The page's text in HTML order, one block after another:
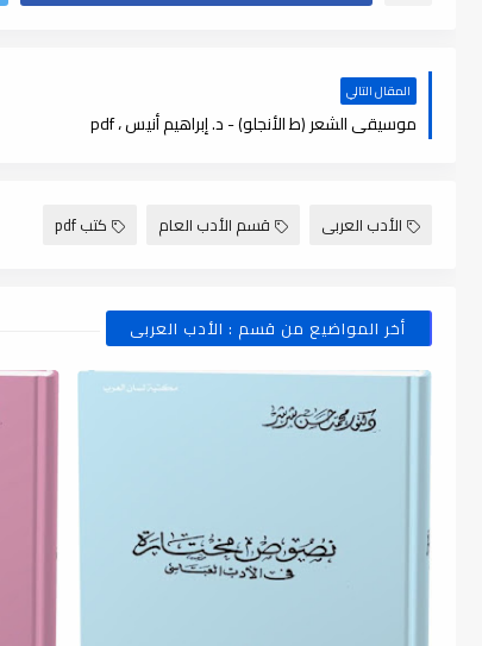
المقال التالي
موسيقى الشعر (ط الأنجلو) - د. إبراهيم أنيس ، pdf
الأدب العربى قسم الأدب العام كتب pdf
أخر المواضيع من قسم : الأدب العربى